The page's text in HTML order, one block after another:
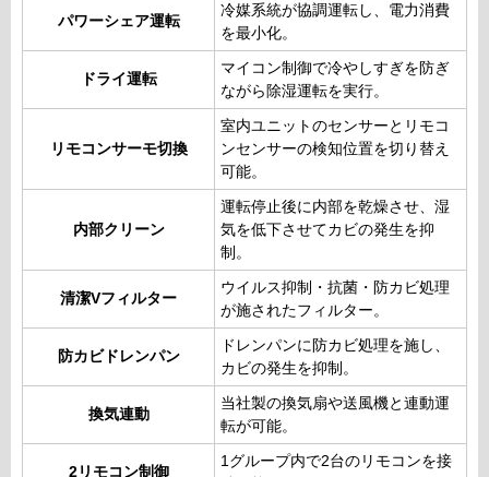
パワーシェア運転
冷媒系統が協調運転し、電力消費
を最小化。
ドライ運転
マイコン制御で冷やしすぎを防ぎ
ながら除湿運転を実行。
リモコンサーモ切換
室内ユニットのセンサーとリモコ
ンセンサーの検知位置を切り替え
可能。
内部クリーン
運転停止後に内部を乾燥させ、湿
気を低下させてカビの発生を抑
制。
清潔Vフィルター
ウイルス抑制・抗菌・防カビ処理
が施されたフィルター。
防カビドレンパン
ドレンパンに防カビ処理を施し、
カビの発生を抑制。
換気連動
当社製の換気扇や送風機と連動運
転が可能。
2リモコン制御
1グループ内で2台のリモコンを接